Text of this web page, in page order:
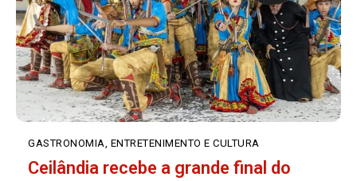
GASTRONOMIA, ENTRETENIMENTO E CULTURA
Ceilândia recebe a grande final do